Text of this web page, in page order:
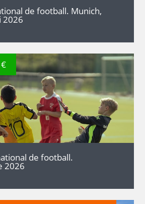
de football. Munich,
2026
DÉTAILS
de football.
2026